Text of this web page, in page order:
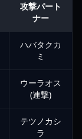
攻撃パート
ナー
ハバタクカ
ミ
ウーラオス
(連撃)
テツノカシ
ラ